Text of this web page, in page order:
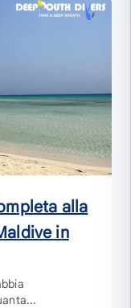
alla
in